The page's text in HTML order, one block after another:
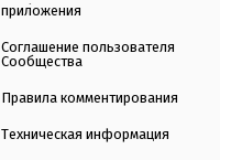
приложения
Соглашение пользователя
Сообщества
Правила комментирования
Техническая информация